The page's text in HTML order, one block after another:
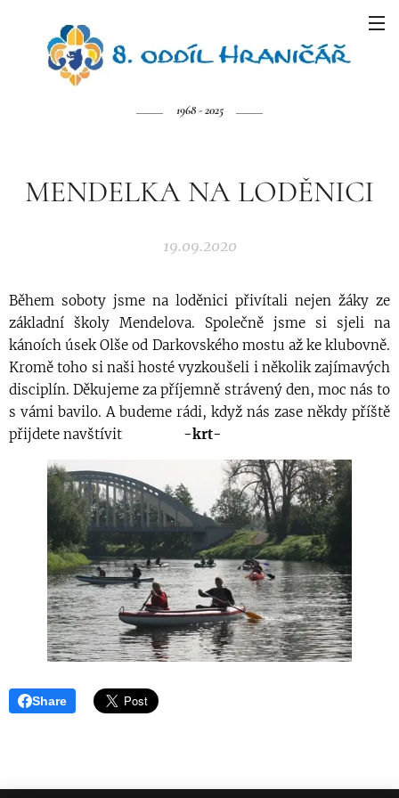
1968 - 2025
MENDELKA NA LODĚNICI
19.09.2020
Během soboty jsme na loděnici přivítali nejen žáky ze
základní školy Mendelova. Společně jsme si sjeli na
kánoích úsek Olše od Darkovského mostu až ke klubovně.
Kromě toho si naši hosté vyzkoušeli i několik zajímavých
disciplín. Děkujeme za příjemně strávený den, moc nás to
s vámi bavilo. A budeme rádi, když nás zase někdy příště
přijdete navštívit 🛶⚓️🙂 -krt-
Share